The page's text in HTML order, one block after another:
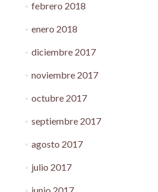
febrero 2018
enero 2018
diciembre 2017
noviembre 2017
octubre 2017
septiembre 2017
agosto 2017
julio 2017